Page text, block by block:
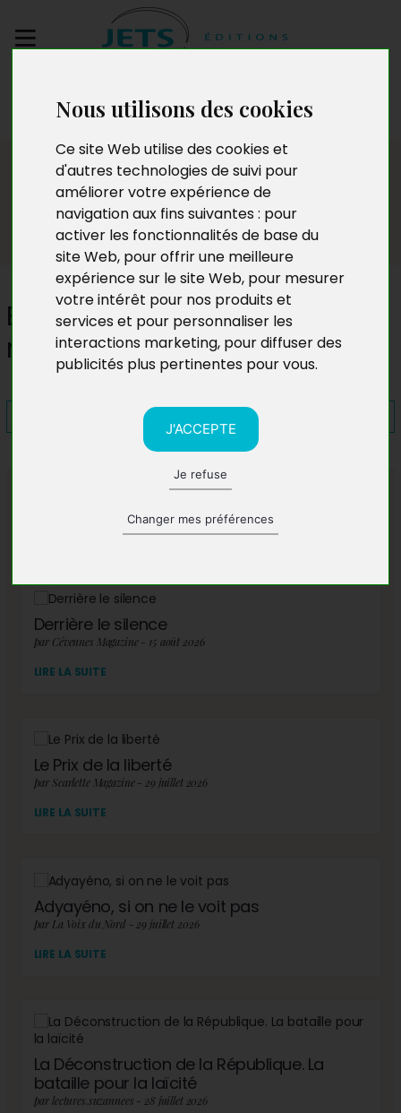
Nous utilisons des cookies
Ce site Web utilise des cookies et
d'autres technologies de suivi pour
améliorer votre expérience de
navigation aux fins suivantes : pour
activer les fonctionnalités de base du
site Web, pour offrir une meilleure
expérience sur le site Web, pour mesurer
votre intérêt pour nos produits et
services et pour personnaliser les
interactions marketing, pour diffuser des
publicités plus pertinentes pour vous.
J'ACCEPTE
Je refuse
Changer mes préférences
manuscrit
Presse
Et la mort elle-même ne peut
rien contre moi
A lire également
Derrière le silence
par Cévennes Magazine - 15 août 2026
LIRE LA SUITE
Le Prix de la liberté
par Scarlette Magazine - 29 juillet 2026
LIRE LA SUITE
Adyayéno, si on ne le voit pas
par La Voix du Nord - 29 juillet 2026
LIRE LA SUITE
La Déconstruction de la République. La
bataille pour la laïcité
par lectures.suzannees - 28 juillet 2026